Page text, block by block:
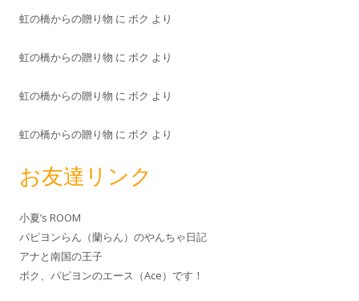
虹の橋からの贈り物 に ボク より
虹の橋からの贈り物 に ボク より
虹の橋からの贈り物 に ボク より
虹の橋からの贈り物 に ボク より
お友達リンク
小夏’s ROOM
パピヨンらん（蘭らん）のやんちゃ日記
アナと南国の王子
ボク、パピヨンのエース（Ace）です！